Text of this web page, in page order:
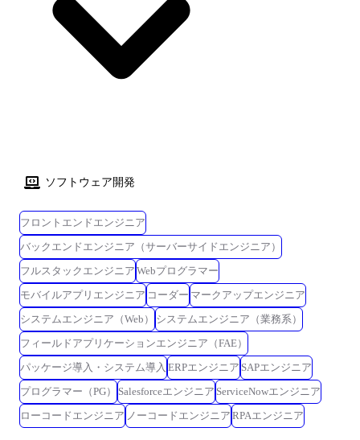
ソフトウェア開発
フロントエンドエンジニア
バックエンドエンジニア（サーバーサイドエンジニア）
フルスタックエンジニア Webプログラマー
モバイルアプリエンジニア コーダー マークアップエンジニア
システムエンジニア（Web）
システムエンジニア（業務系）
フィールドアプリケーションエンジニア（FAE）
パッケージ導入・システム導入 ERPエンジニア SAPエンジニア
プログラマー（PG）
Salesforceエンジニア ServiceNowエンジニア
ローコードエンジニア ノーコードエンジニア RPAエンジニア